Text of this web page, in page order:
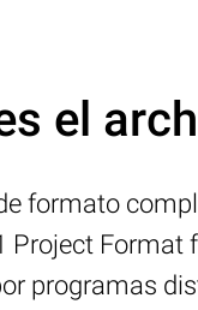
el
formato
Project Format
programas